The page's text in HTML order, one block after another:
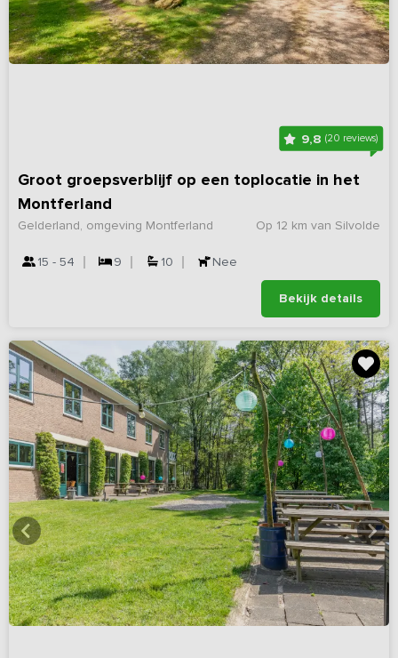
9,8 (20 reviews)
Groot groepsverblijf op een toplocatie in het
Montferland
Op 12 km van Silvolde
Gelderland, omgeving Montferland
15 - 54 9 10 Nee
Bekijk details